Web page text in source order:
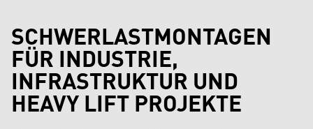
SCHWERLASTMONTAGEN
FÜR INDUSTRIE,
INFRASTRUKTUR UND
HEAVY LIFT PROJEKTE